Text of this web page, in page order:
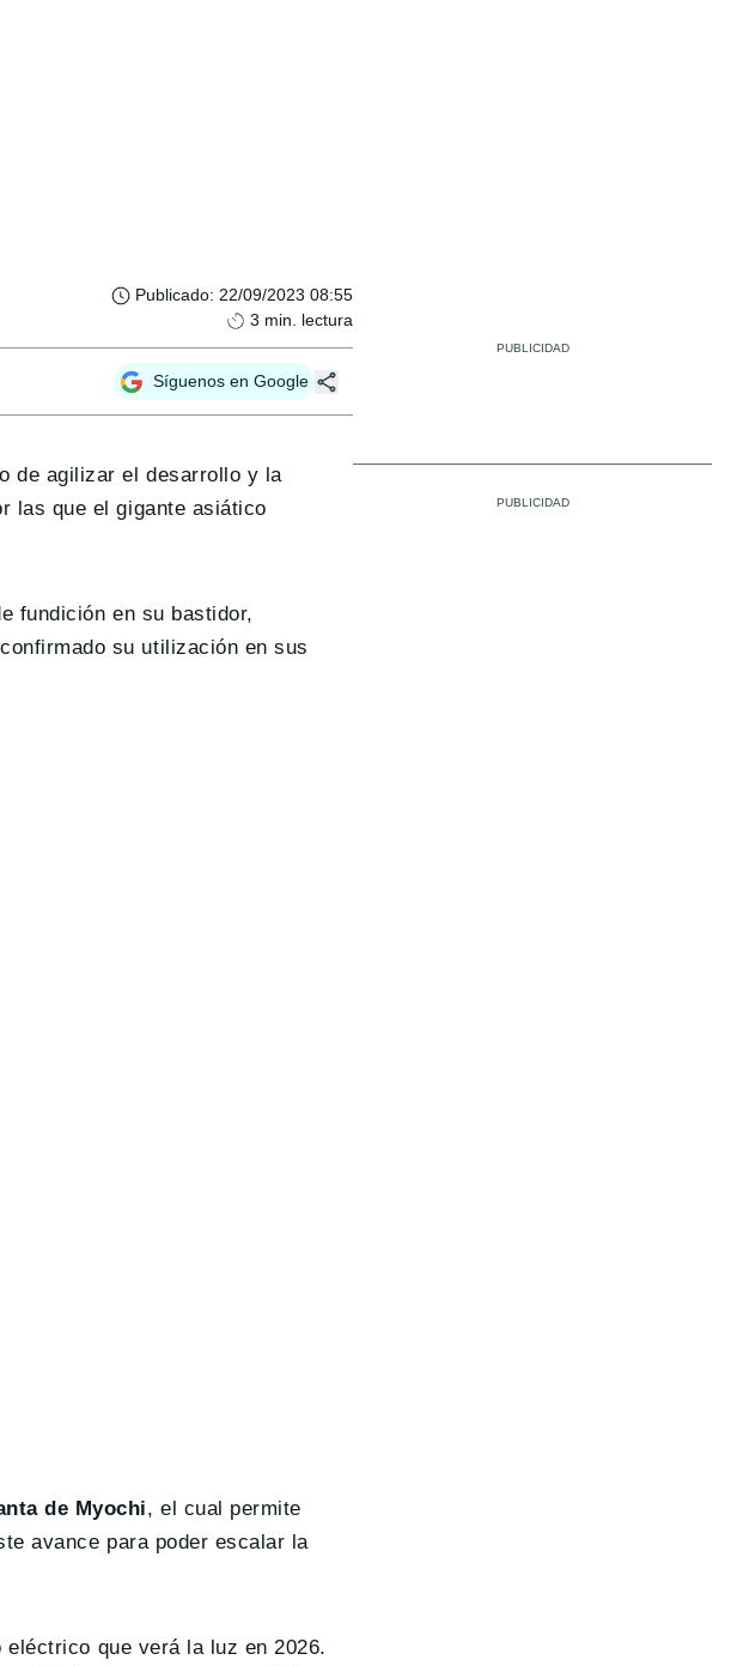
Publicado: 22/09/2023 08:55
3 min. lectura
Síguenos en Google
de agilizar el desarrollo y la
las que el gigante asiático
fundición en su bastidor,
su utilización en sus
de Myochi, el cual permite
avance para poder escalar la
que verá la luz en 2026.